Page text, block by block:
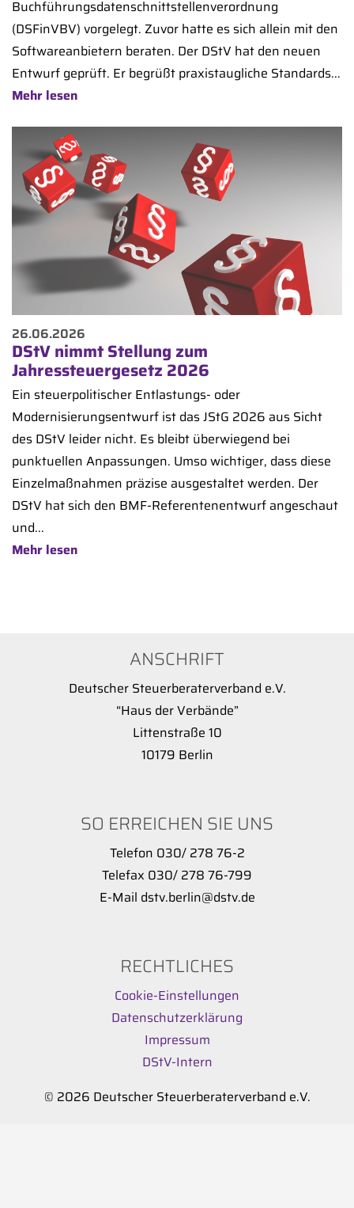
Buchführungsdatenschnittstellenverordnung
(DSFinVBV) vorgelegt. Zuvor hatte es sich allein mit den
Softwareanbietern beraten. Der DStV hat den neuen
Entwurf geprüft. Er begrüßt praxistaugliche Standards...
Mehr lesen
26.06.2026
DStV nimmt Stellung zum
Jahressteuergesetz 2026
Ein steuerpolitischer Entlastungs- oder
Modernisierungsentwurf ist das JStG 2026 aus Sicht
des DStV leider nicht. Es bleibt überwiegend bei
punktuellen Anpassungen. Umso wichtiger, dass diese
Einzelmaßnahmen präzise ausgestaltet werden. Der
DStV hat sich den BMF-Referentenentwurf angeschaut
und...
Mehr lesen
ANSCHRIFT
Deutscher Steuerberaterverband e.V.
“Haus der Verbände”
Littenstraße 10
10179 Berlin
SO ERREICHEN SIE UNS
Telefon 030/ 278 76-2
Telefax 030/ 278 76-799
E-Mail dstv.berlin@dstv.de
RECHTLICHES
Cookie-Einstellungen
Datenschutzerklärung
Impressum
DStV-Intern
© 2026 Deutscher Steuerberaterverband e.V.